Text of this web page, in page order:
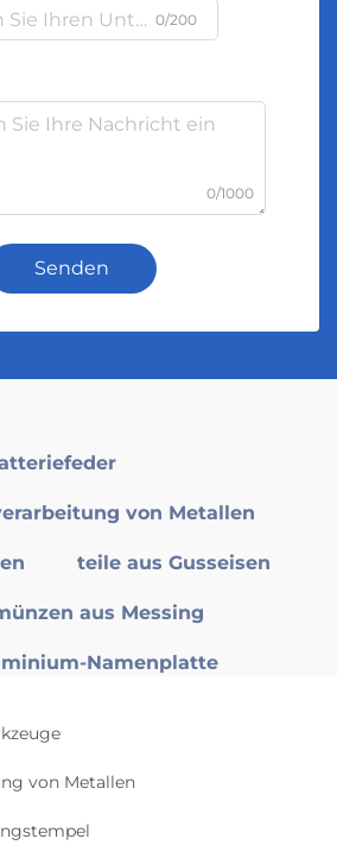
0/200
0/1000
Senden
von Metallen
teile aus Gusseisen
aus Messing
Namenplatte
von Metallen